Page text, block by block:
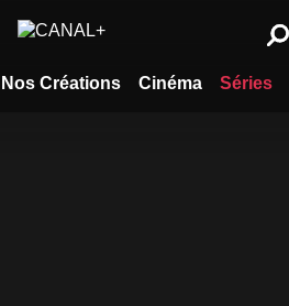
Nos Créations Cinéma Séries